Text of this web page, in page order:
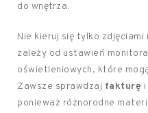
do wnętrza.
Nie kieruj się tylko
zależy od ustawień
oświetleniowych, które
Zawsze sprawdzaj fakturę i
ponieważ różnorodne